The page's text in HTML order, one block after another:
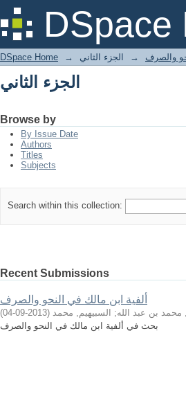
DSpaceالجزء الثاني
DSpace Home → والصرف → الجزء الثاني
الجزء الثاني
Browse by
By Issue Date
Authors
Titles
Subjects
Search within this collection:
Recent Submissions
ألفية ابن مالك في النحو والصرف
محمد بن عبد الله; السبيهيم, محمد (
2013-09-04
)
بحث في ألفية ابن مالك في النحو والصرف